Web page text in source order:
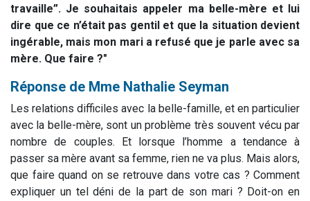
travaille”. Je souhaitais appeler ma belle-mère et lui
dire que ce n’était pas gentil et que la situation devient
ingérable, mais mon mari a refusé que je parle avec sa
mère. Que faire ?"
Réponse de Mme Nathalie Seyman
Les relations difficiles avec la belle-famille, et en particulier
avec la belle-mère, sont un problème très souvent vécu par
nombre de couples. Et lorsque l’homme a tendance à
passer sa mère avant sa femme, rien ne va plus. Mais alors,
que faire quand on se retrouve dans votre cas ? Comment
expliquer un tel déni de la part de son mari ? Doit-on en